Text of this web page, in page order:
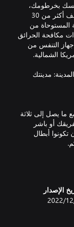
بخرطومك،
وقم بمكافحة الحرائق الواقعية لإنقاذ الأرواح. اكتشف أكثر من 30
المستوحاة من
مكافحة الحرائق
التنفس من
مدينتك
ما يصل إلى ثلاثة
أو باشر
أبطال
إطفاء ذا خبرة.
والتيار
كبيرة من
الإصدار